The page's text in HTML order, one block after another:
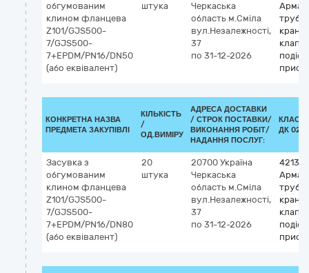
обгумованим
клином фланцева
Z101/GJS500-
7/GJS500-
7+EPDM/PN16/DN50
(або еквівалент)
штука
Черкаська
область м.Сміла
вул.Незалежності,
37
по 31-12-2026
крани,
подібні
КОНКРЕТНА НАЗВА
ПРЕДМЕТА ЗАКУПІВЛІ
КІЛЬКІСТЬ
/
ОД.ВИМІРУ
АДРЕСА ДОСТАВКИ
/ СТРОК ПОСТАВКИ/
ВИКОНАННЯ РОБІТ/
НАДАННЯ ПОСЛУГ:
ДК
Засувка з
обгумованим
клином фланцева
Z101/GJS500-
7/GJS500-
7+EPDM/PN16/DN80
(або еквівалент)
20
штука
20700 Україна
Черкаська
область м.Сміла
вул.Незалежності,
37
по 31-12-2026
крани,
подібні